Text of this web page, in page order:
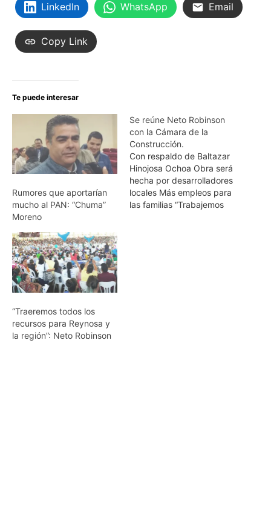
LinkedIn WhatsApp Email
Copy Link
Te puede interesar
Rumores que aportarían
mucho al PAN: “Chuma”
Moreno
Se reúne Neto Robinson
con la Cámara de la
Construcción.
Con respaldo de Baltazar
Hinojosa Ochoa Obra será
hecha por desarrolladores
locales Más empleos para
las familias “Trabajemos
“Traeremos todos los
recursos para Reynosa y
la región”: Neto Robinson